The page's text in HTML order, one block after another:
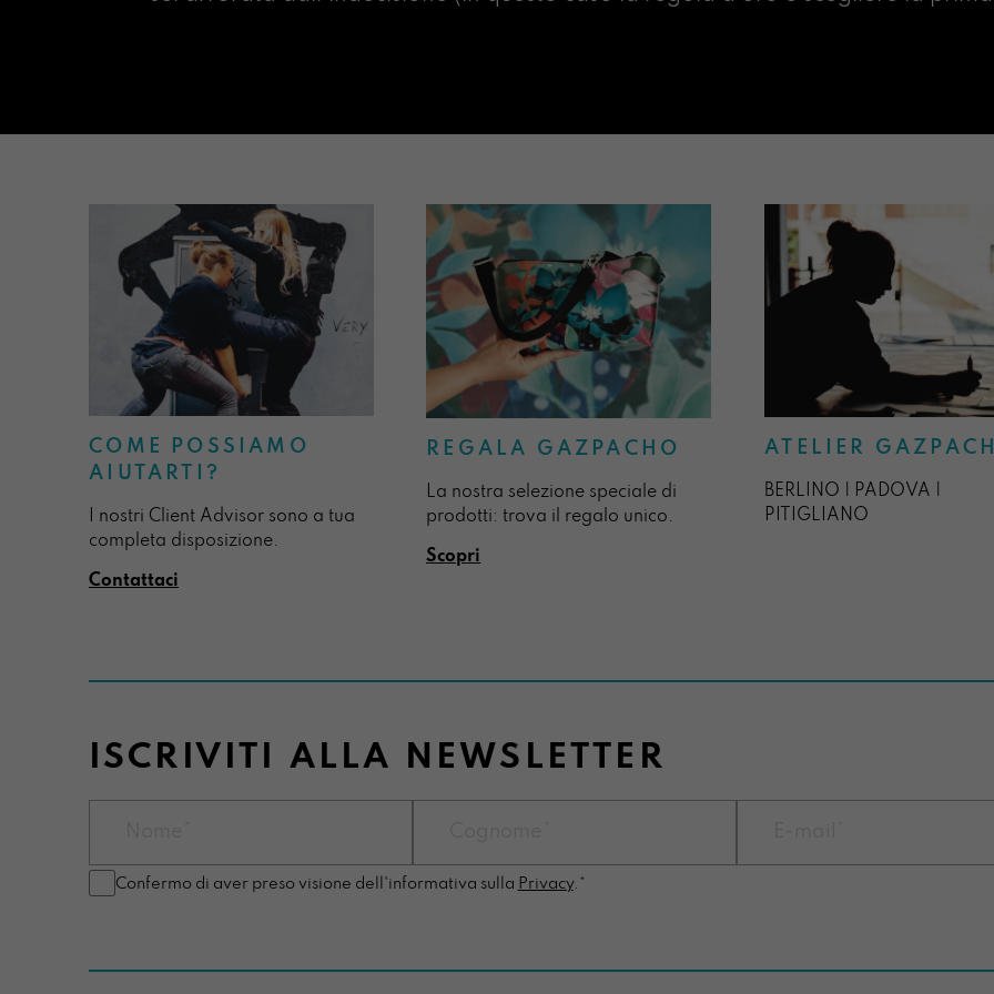
COME POSSIAMO
AIUTARTI?
I nostri Client Advisor sono a tua
completa disposizione.
Contattaci
REGALA GAZPACHO
La nostra selezione speciale di
prodotti: trova il regalo unico.
Scopri
ATELIER
BERLINO | PADOVA |
PITIGLIANO
ISCRIVITI ALLA NEWSLETTER
Confermo di aver preso visione dell'informativa sulla Privacy.*